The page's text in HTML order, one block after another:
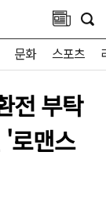
문화 스포츠
전 부탁
로맨스